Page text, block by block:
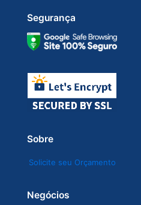
Segurança
Sobre
Solicite seu Orçamento
Negócios